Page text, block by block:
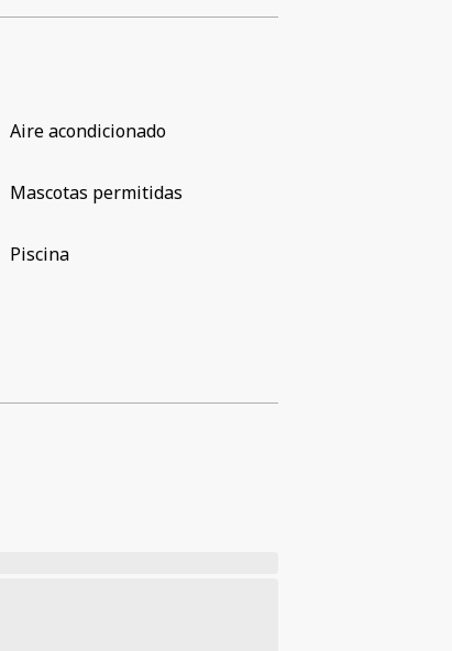
Aire acondicionado
Mascotas permitidas
Piscina